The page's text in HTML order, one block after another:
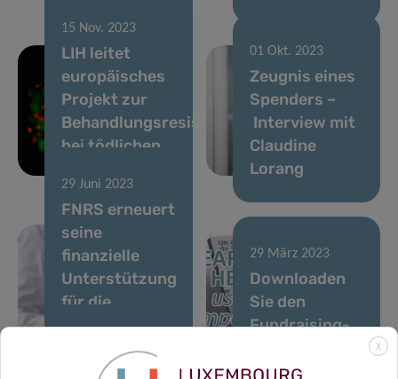
15 Nov. 2023
LIH leitet
europäisches
Projekt zur
Behandlungsresistenz
bei tödlichen
01 Okt. 2023
Zeugnis eines
Spenders –
Interview mit
Claudine
Lorang
29 Juni 2023
FNRS erneuert
seine
finanzielle
Unterstützung
für die
Krebsforschung
29 März 2023
Downloaden
Sie den
Fundraising-
Luxemburgs
X